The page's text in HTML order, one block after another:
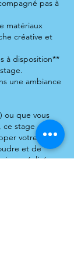
pas à
matériaux
créative et
à disposition**
une ambiance
ou que vous
stage est
votre
et de
réalisée